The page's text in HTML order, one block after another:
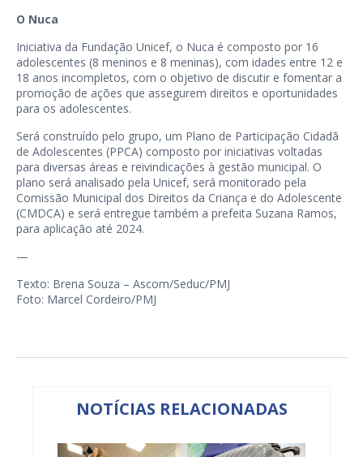
O Nuca
Iniciativa da Fundação Unicef, o Nuca é composto por 16
adolescentes (8 meninos e 8 meninas), com idades entre 12 e
18 anos incompletos, com o objetivo de discutir e fomentar a
promoção de ações que assegurem direitos e oportunidades
para os adolescentes.
Será construído pelo grupo, um Plano de Participação Cidadã
de Adolescentes (PPCA) composto por iniciativas voltadas
para diversas áreas e reivindicações à gestão municipal. O
plano será analisado pela Unicef, será monitorado pela
Comissão Municipal dos Direitos da Criança e do Adolescente
(CMDCA) e será entregue também a prefeita Suzana Ramos,
para aplicação até 2024.
—
Texto: Brena Souza – Ascom/Seduc/PMJ
Foto: Marcel Cordeiro/PMJ
NOTÍCIAS RELACIONADAS